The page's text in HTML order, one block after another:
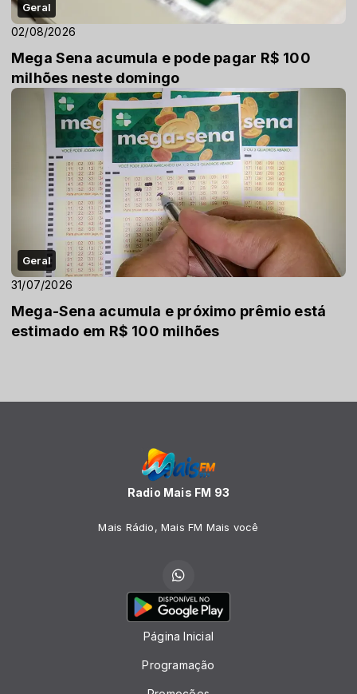
Geral
02/08/2026
Mega Sena acumula e pode pagar R$ 100
milhões neste domingo
Geral
31/07/2026
Mega-Sena acumula e próximo prêmio está
estimado em R$ 100 milhões
Radio Mais FM 93
Mais Rádio, Mais FM Mais você
Página Inicial
Programação